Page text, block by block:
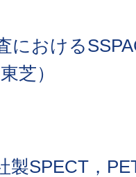
における
芝）
製SPECT，